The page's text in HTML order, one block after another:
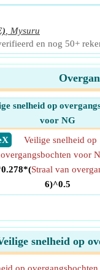
Mysuru
en nog 50+
snelheid op
voor NG
Veilige snelheid op
overgangsbochten voor
Straal van
6)^0.5
snelheid op